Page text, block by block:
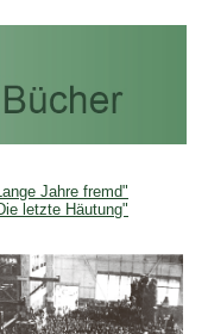
Jahre fremd"
letzte Häutung"